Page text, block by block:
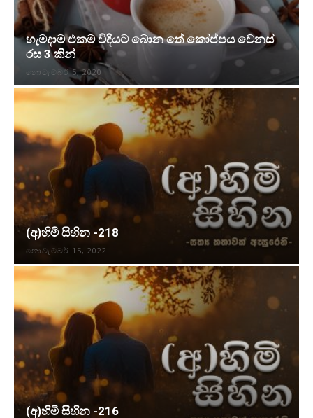
හැමදාම එකම විදියට බොන තේ කෝප්පය වෙනස්
රස 3 කින්
නොවැම්බර් 5, 2020
(අ)හිමි සිහින -218
නොවැම්බර් 15, 2022
(අ)හිමි සිහින -216